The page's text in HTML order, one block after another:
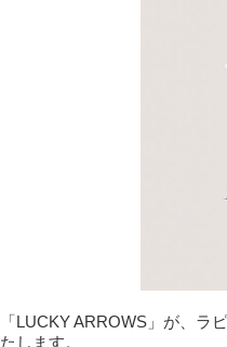
「LUCKY ARROWS」が、ラ
たします。